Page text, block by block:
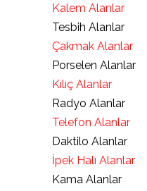
Kalem Alanlar
Tesbih Alanlar
Çakmak Alanlar
Porselen Alanlar
Kılıç Alanlar
Radyo Alanlar
Telefon Alanlar
Daktilo Alanlar
İpek Halı Alanlar
Kama Alanlar